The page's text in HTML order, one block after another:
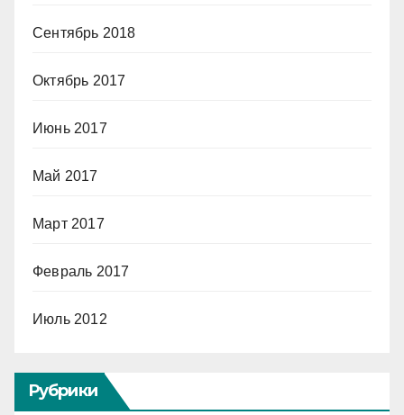
Сентябрь 2018
Октябрь 2017
Июнь 2017
Май 2017
Март 2017
Февраль 2017
Июль 2012
Рубрики